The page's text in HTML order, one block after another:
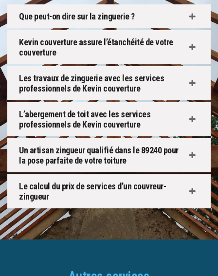
Que peut-on dire sur la zinguerie ?
Kevin couverture assure l’étanchéité de votre
couverture
Les travaux de zinguerie avec les services
professionnels de Kevin couverture
L’abergement de toit avec les services
professionnels de Kevin couverture
Un artisan zingueur qualifié dans le 89240 pour
la pose parfaite de votre toiture
Le calcul du prix de services d’un couvreur-
zingueur